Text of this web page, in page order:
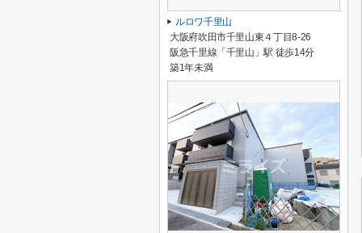
ルロワ千里山
大阪府吹田市千里山東４丁目8-26
阪急千里線「千里山」駅 徒歩14分
築1年未満